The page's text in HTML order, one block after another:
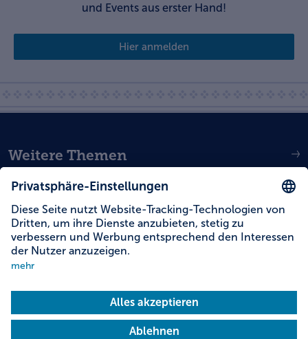
und Events aus erster Hand!
Hier anmelden
Social Media
Deutsch English Dutch
Weitere Themen
Service